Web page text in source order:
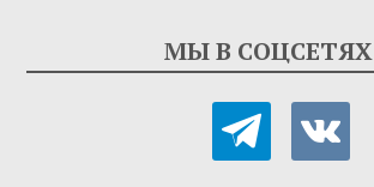
МЫ В СОЦСЕТЯХ
telegramvkontakte